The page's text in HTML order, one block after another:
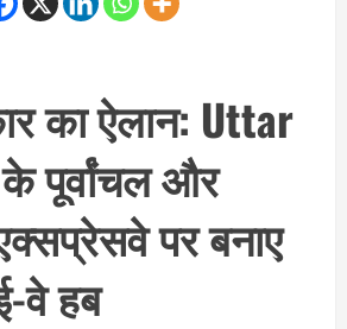
का ऐलान: Uttar
पूर्वांचल और
पर बनाए
वे हब